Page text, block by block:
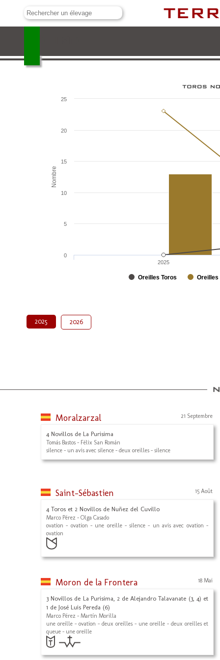
Nombre
Oreilles Toros Oreilles
2025
0
5
10
15
20
25
2025 2026
Moralzarzal 21 Septembre
4 Novillos de La Purisima
Tomás Bastos - Félix San Román
silence - un avis avec silence - deux oreilles - silence
Saint-Sébastien 15 Août
4 Toros et 2 Novillos de Nuñez del Cuvillo
Marco Pérez - Olga Casado
ovation - ovation - une oreille - silence - un avis avec ovation -
ovation
Moron de la Frontera 18 Mai
3 Novillos de La Purisima, 2 de Alejandro Talavanate (3, 4) et
1 de José Luis Pereda (6)
Marco Pérez - Martín Morilla
une oreille - ovation - deux oreilles - une oreille - deux oreilles et
queue - une oreille